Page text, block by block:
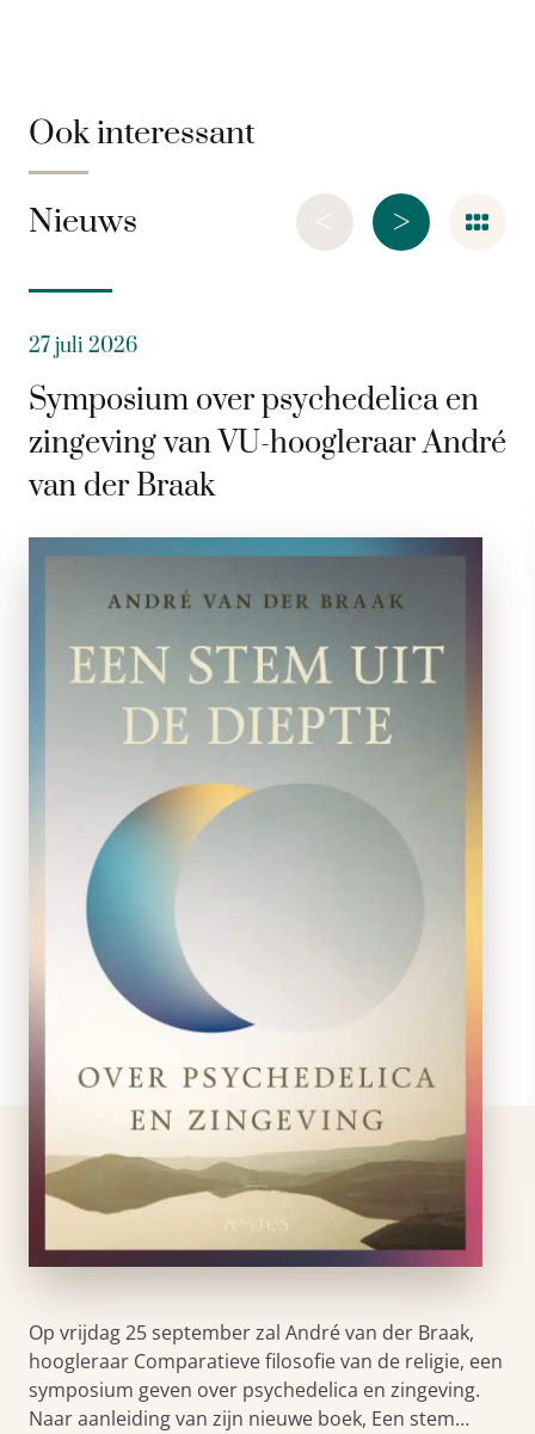
Ook interessant
Nieuws >
<
27 juli 2026
Symposium over psychedelica en
zingeving van VU-hoogleraar André
van der Braak
Op vrijdag 25 september zal André van der Braak,
hoogleraar Comparatieve filosofie van de religie, een
symposium geven over psychedelica en zingeving.
Naar aanleiding van zijn nieuwe boek, Een stem…